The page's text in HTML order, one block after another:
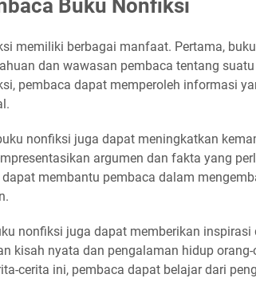
Buku Nonfiksi
memiliki berbagai manfaat. Pertama,
dan wawasan pembaca tentang
pembaca dapat memperoleh informasi
nonfiksi juga dapat meningkatkan
argumen dan fakta yang
membantu pembaca dalam
nonfiksi juga dapat memberikan
kisah nyata dan pengalaman hidup
cerita ini, pembaca dapat belajar dari